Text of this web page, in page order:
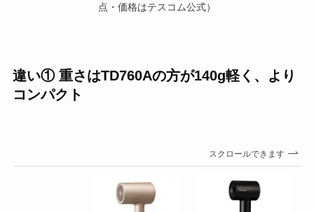
点・価格はテスコム公式）
違い① 重さはTD760Aの方が140g軽く、より
コンパクト
スクロールできます